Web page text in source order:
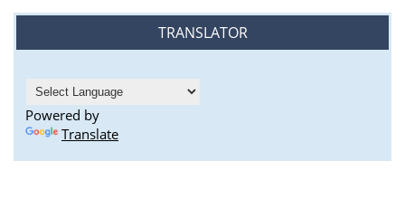
TRANSLATOR
Powered by
Translate